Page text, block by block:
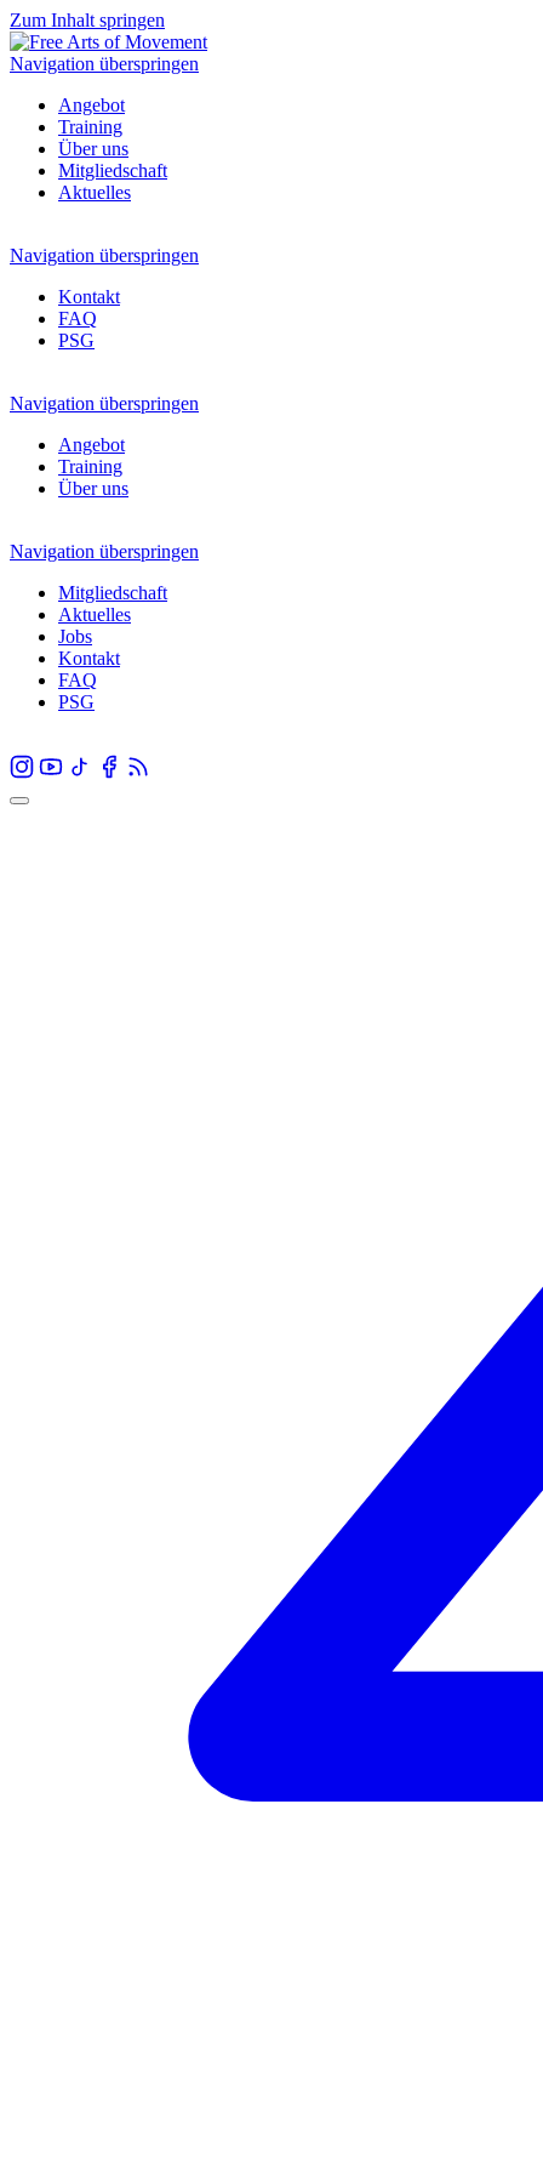
Zum Inhalt springen
Navigation überspringen
Angebot
Training
Über uns
Mitgliedschaft
Aktuelles
Navigation überspringen
Kontakt
FAQ
PSG
Navigation überspringen
Angebot
Training
Über uns
Navigation überspringen
Mitgliedschaft
Aktuelles
Jobs
Kontakt
FAQ
PSG